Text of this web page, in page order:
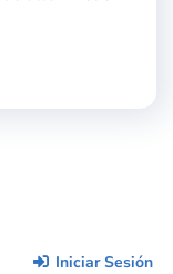
Iniciar Sesión